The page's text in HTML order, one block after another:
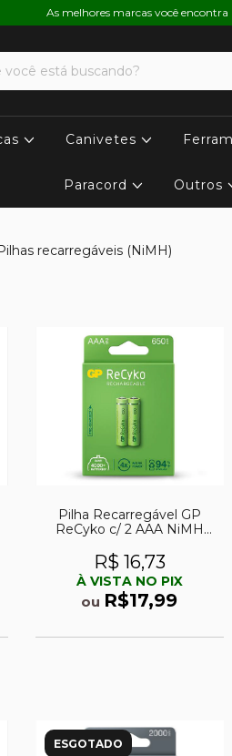
As melhores marcas você encontra
Canivetes
Paracord Outros
recarregáveis (NiMH)
Pilha Recarregável GP
ReCyko c/ 2 AAA NiMH
R$ 16,73
À VISTA NO PIX
ou R$17,99
ESGOTADO